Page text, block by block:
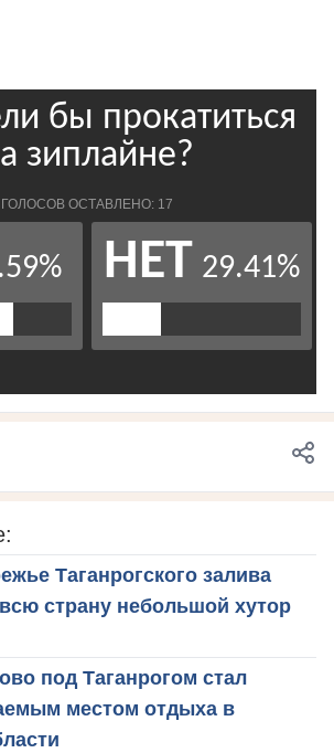
Таганрогского залива
страну небольшой хутор
под Таганрогом стал
местом отдыха в